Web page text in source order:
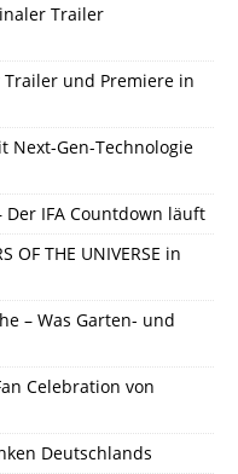
Trailer
Trailer und Premiere in
Next-Gen-Technologie
IFA Countdown läuft
OF THE UNIVERSE in
– Was Garten- und
Celebration von
Deutschlands